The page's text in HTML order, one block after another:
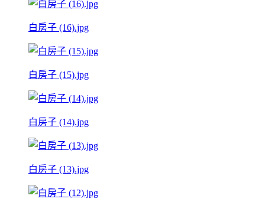
白房子 (16).jpg
白房子 (15).jpg
白房子 (14).jpg
白房子 (13).jpg